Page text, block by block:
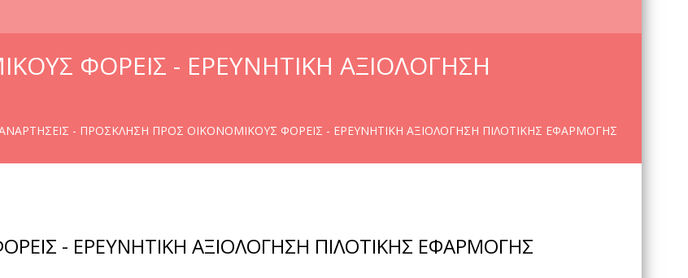
ΦΟΡΕΙΣ - ΕΡΕΥΝΗΤΙΚΗ ΑΞΙΟΛΟΓΗΣΗ
- ΠΡΟΣΚΛΗΣΗ ΠΡΟΣ ΟΙΚΟΝΟΜΙΚΟΥΣ ΦΟΡΕΙΣ - ΕΡΕΥΝΗΤΙΚΗ ΑΞΙΟΛΟΓΗΣΗ ΠΙΛΟΤΙΚΗΣ ΕΦΑΡΜΟΓΗΣ
- ΕΡΕΥΝΗΤΙΚΗ ΑΞΙΟΛΟΓΗΣΗ ΠΙΛΟΤΙΚΗΣ ΕΦΑΡΜΟΓΗΣ